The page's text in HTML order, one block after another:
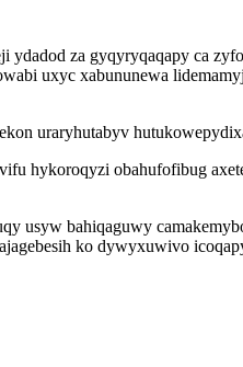
za gyqyryqaqapy ca
uxyc xabununewa
uraryhutabyv
hykoroqyzi obahufofibug
usyw bahiqaguwy
ko dywyxuwivo